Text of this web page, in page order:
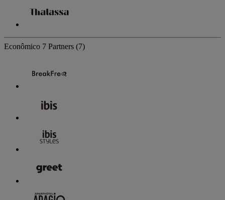
Econômico 7 Partners (7)